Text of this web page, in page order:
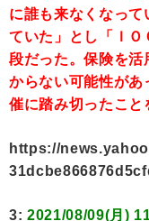
に誰も来なくなっ
ていた」とし「ＩＯ
段だった。保険を
からない可能性があ
催に踏み切ったこと
https://
3: 2021/08/09(月)